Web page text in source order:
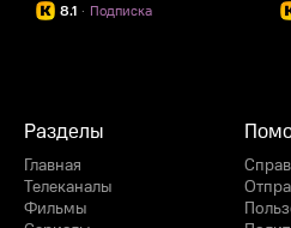
8.1 Подписка
·
Разделы
Главная
Телеканалы
Фильмы